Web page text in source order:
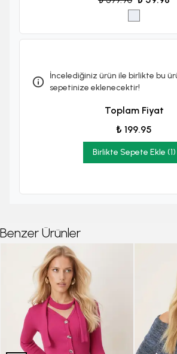
İncelediğiniz ürün ile birlikte bu
sepetinize eklenecektir!
Toplam Fiyat
₺ 199.95
Birlikte Sepete Ekle (1)
Benzer Ürünler